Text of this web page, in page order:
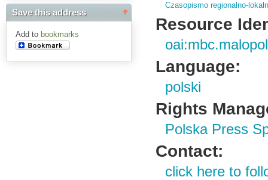
Save this address
Add to bookmarks
Czasopismo regionalno-
Resource
Language:
polski
Rights
Polska Press
Contact:
click here to